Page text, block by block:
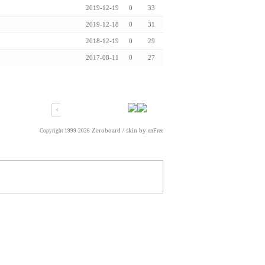
2019-12-19 0 33
2019-12-18 0 31
2018-12-19 0 29
2017-08-11 0 27
Copyright 1999-2026 Zeroboard / skin by enFree